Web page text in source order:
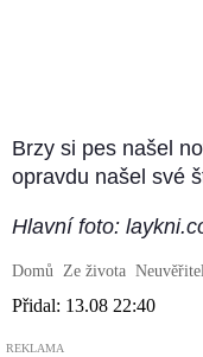
Brzy si pes našel
opravdu našel své
Hlavní foto:
Domů Ze života
Přidal: 13.08 22:40
REKLAMA